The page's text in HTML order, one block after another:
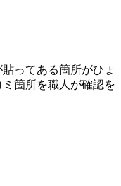
ってある箇所がひょ
箇所を職人が確認を